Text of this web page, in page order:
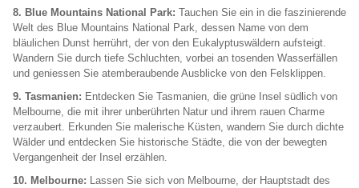
8. Blue Mountains National Park: Tauchen Sie ein in die faszinierende
Welt des Blue Mountains National Park, dessen Name von dem
bläulichen Dunst herrührt, der von den Eukalyptuswäldern aufsteigt.
Wandern Sie durch tiefe Schluchten, vorbei an tosenden Wasserfällen
und geniessen Sie atemberaubende Ausblicke von den Felsklippen.
9. Tasmanien: Entdecken Sie Tasmanien, die grüne Insel südlich von
Melbourne, die mit ihrer unberührten Natur und ihrem rauen Charme
verzaubert. Erkunden Sie malerische Küsten, wandern Sie durch dichte
Wälder und entdecken Sie historische Städte, die von der bewegten
Vergangenheit der Insel erzählen.
10. Melbourne:
Lassen Sie sich von Melbourne, der Hauptstadt des